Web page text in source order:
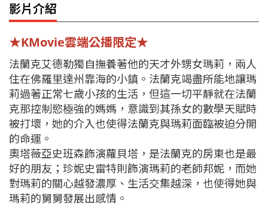
影片介紹
★KMovie雲端公播限定★
法蘭克艾德勒獨自撫養著他的天才外甥女瑪莉，兩人
住在佛羅里達州靠海的小鎮。法蘭克竭盡所能地讓瑪
莉過著正常七歲小孩的生活，但這一切平靜就在法蘭
克那控制慾極強的媽媽，意識到其孫女的數學天賦時
被打壞，她的介入也使得法蘭克與瑪莉面臨被迫分開
的命運。
奧塔薇亞史班森飾演蘿貝塔，是法蘭克的房東也是最
好的朋友；珍妮史雷特則飾演瑪莉的老師邦妮，而她
對瑪莉的關心越發濃厚、生活交集越深，也使得她與
瑪莉的舅舅發展出感情。